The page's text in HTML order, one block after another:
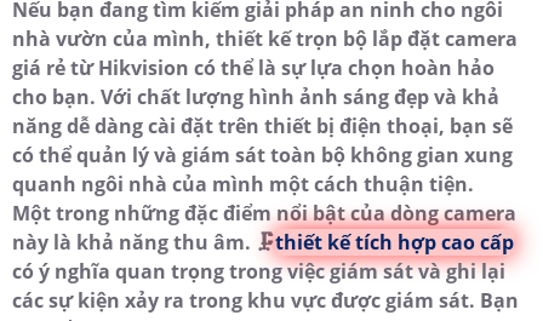
Nếu bạn đang tìm kiếm giải pháp an ninh cho ngôi
nhà vườn của mình, thiết kế trọn bộ lắp đặt camera
giá rẻ từ Hikvision có thể là sự lựa chọn hoàn hảo
cho bạn. Với chất lượng hình ảnh sáng đẹp và khả
năng dễ dàng cài đặt trên thiết bị điện thoại, bạn sẽ
có thể quản lý và giám sát toàn bộ không gian xung
quanh ngôi nhà của mình một cách thuận tiện.
Một trong những đặc điểm nổi bật của dòng camera
này là khả năng thu âm. 🗜️thiết kế tích hợp cao cấp
có ý nghĩa quan trọng trong việc giám sát và ghi lại
các sự kiện xảy ra trong khu vực được giám sát. Bạn